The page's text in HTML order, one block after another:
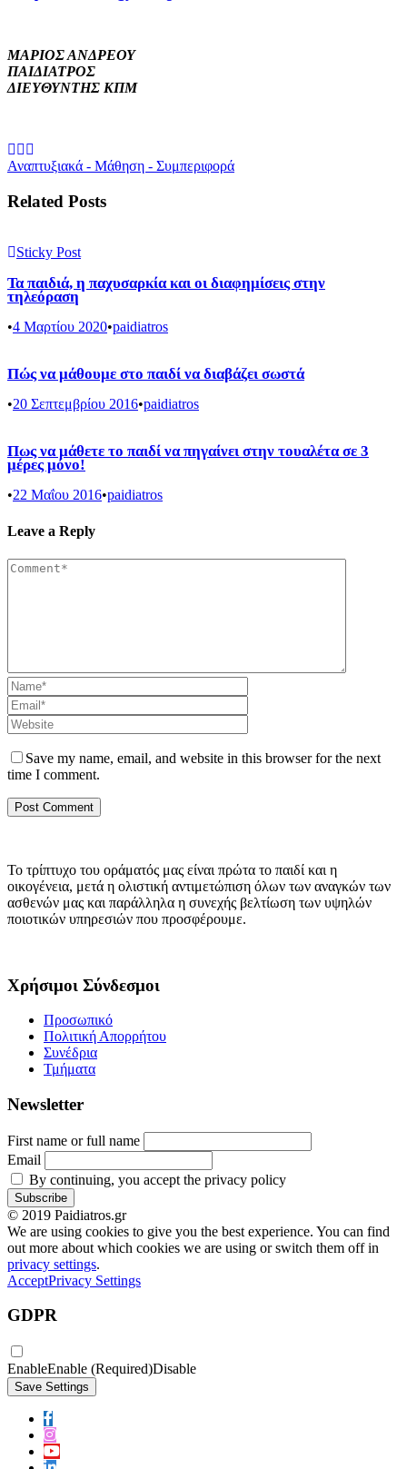
ΜΑΡΙΟΣ ΑΝΔΡΕΟΥ
ΠΑΙΔΙΑΤΡΟΣ
ΔΙΕΥΘΥΝΤΗΣ ΚΠΜ
Αναπτυξιακά - Μάθηση - Συμπεριφορά
Related Posts
Sticky Post
Τα παιδιά, η παχυσαρκία και οι διαφημίσεις στην
τηλεόραση
•4 Μαρτίου 2020•paidiatros
Πώς να μάθουμε στο παιδί να διαβάζει σωστά
•20 Σεπτεμβρίου 2016•paidiatros
Πως να μάθετε το παιδί να πηγαίνει στην τουαλέτα σε 3
μέρες μόνο!
•22 Μαΐου 2016•paidiatros
Leave a Reply
Save my name, email, and website in this browser for the next
time I comment.
Το τρίπτυχο του οράματός μας είναι πρώτα το παιδί και η
οικογένεια, μετά η ολιστική αντιμετώπιση όλων των αναγκών των
ασθενών μας και παράλληλα η συνεχής βελτίωση των υψηλών
ποιοτικών υπηρεσιών που προσφέρουμε.
Χρήσιμοι Σύνδεσμοι
Προσωπικό
Πολιτική Απορρήτου
Συνέδρια
Τμήματα
Newsletter
First name or full name
Email
By continuing, you accept the privacy policy
© 2019 Paidiatros.gr
We are using cookies to give you the best experience. You can find
out more about which cookies we are using or switch them off in
privacy settings.
AcceptPrivacy Settings
GDPR
EnableEnable (Required)Disable